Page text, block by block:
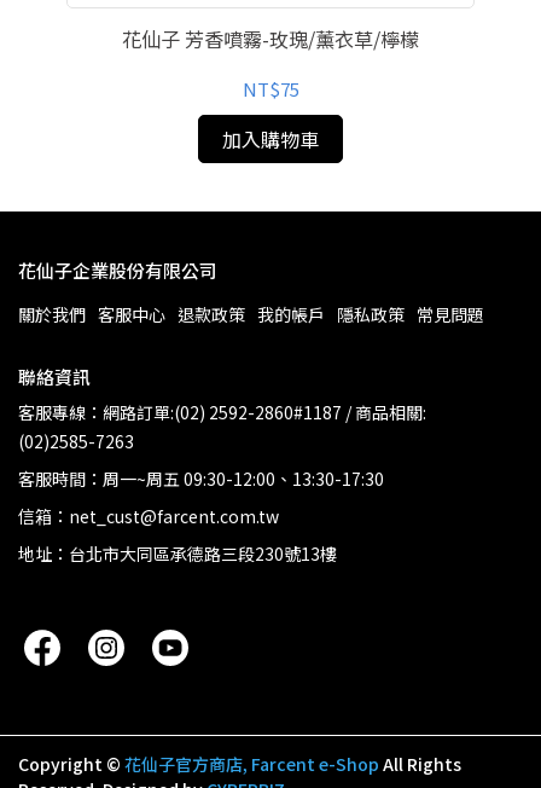
隨身攜帶款 走到哪香到哪☛空間織品噴霧
花仙子 芳香噴霧-玫瑰/薰衣草/檸檬
NT$75
加入購物車
花仙子企業股份有限公司
關於我們 客服中心 退款政策 我的帳戶 隱私政策 常見問題
聯絡資訊
客服專線：網路訂單:(02) 2592-2860#1187 / 商品相關:
(02)2585-7263
客服時間：周一~周五 09:30-12:00、13:30-17:30
信箱：net_cust@farcent.com.tw
地址：台北市大同區承德路三段230號13樓
Copyright © 花仙子官方商店, Farcent e-Shop All Rights